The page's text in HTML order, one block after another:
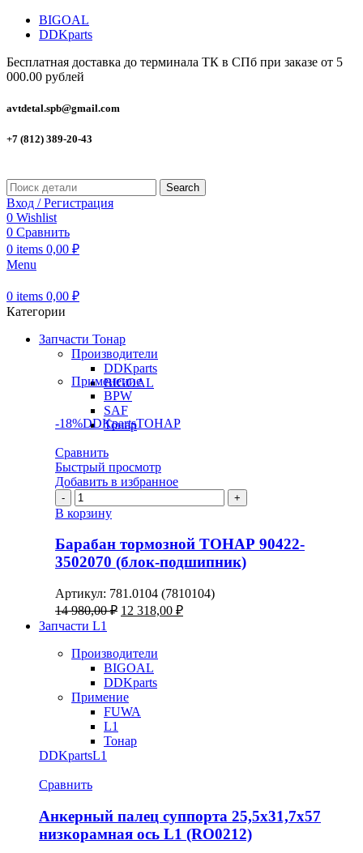
BIGOAL
DDKparts
Бесплатная доставка до терминала ТК в СПб при заказе от 5
000.00 рублей
avtdetal.spb@gmail.com
+7 (812) 389-20-43
Search
Вход / Регистрация
0 Wishlist
0 Сравнить
0 items 0,00 ₽
Menu
0 items 0,00 ₽
Категории
Запчасти Тонар
Производители
DDKparts
BIGOAL
Применение
BPW
SAF
Тонар
-18%DDKpartsТОНАР
Сравнить
Быстрый просмотр
Добавить в избранное
Количество
товара
Барабан
тормозной
ТОНАР
90422-
(блок-
подшипник)
В корзину
Барабан тормозной ТОНАР 90422-
3502070 (блок-подшипник)
Артикул: 781.0104 (7810104)
14 980,00₽ Первоначальная
14
980,00 ₽.
12 318,00 ₽Текущая
Запчасти L1
Производители
BIGOAL
DDKparts
Примение
FUWA
L1
Тонар
DDKpartsL1
Сравнить
Анкерный палец суппорта 25,5х31,7х57
низкорамная ось L1 (RO0212)